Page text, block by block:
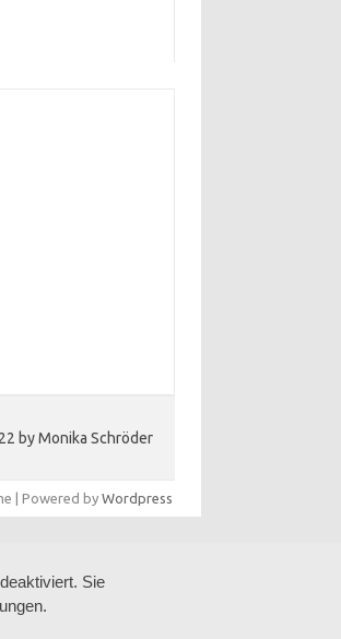
by Monika Schröder
| Powered by Wordpress
Sie